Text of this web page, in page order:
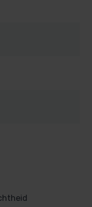
hebt, is het te
vraag dan naar de
uitstekende